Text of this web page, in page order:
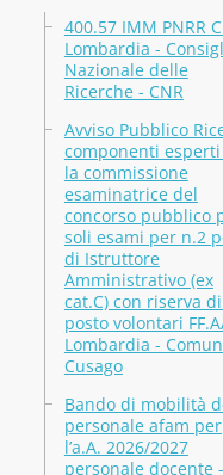
400.57 IMM PNRR
Lombardia -
Nazionale delle
Ricerche - CNR
Avviso Pubblico
componenti
la commissione
esaminatrice del
concorso pubblico
soli esami per n.2
di Istruttore
Amministrativo (ex
cat.C) con riserva
posto volontari
Lombardia -
Cusago
Bando di mobilità
personale afam per
l’a.A. 2026/2027
personale docente -